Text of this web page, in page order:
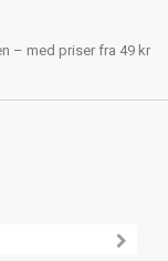
– med priser fra 49 kr